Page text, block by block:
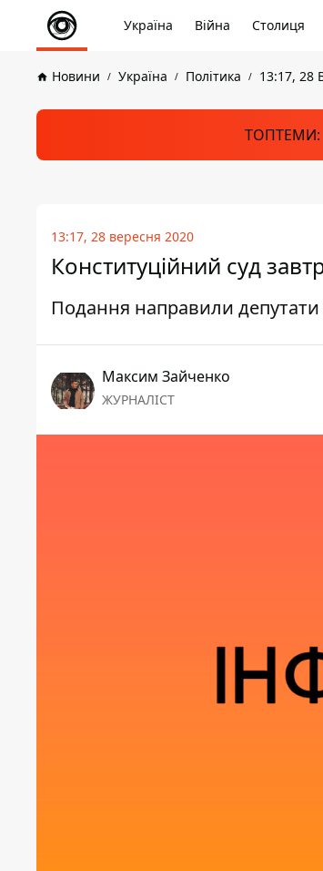
Україна Війна Столиця
Новини Україна Політика 13:17, 28
ТОПТЕМИ:
13:17, 28 вересня 2020
Конституційний суд
Подання направили
Максим Зайченко
ЖУРНАЛІСТ